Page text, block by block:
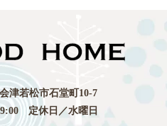
津若松市石堂町10-7
定休日／水曜日